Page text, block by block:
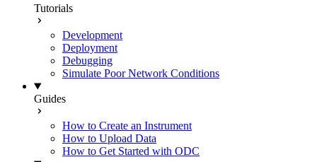
Tutorials
Development
Deployment
Debugging
Simulate Poor Network Conditions
Guides
How to Create an Instrument
How to Upload Data
How to Get Started with ODC